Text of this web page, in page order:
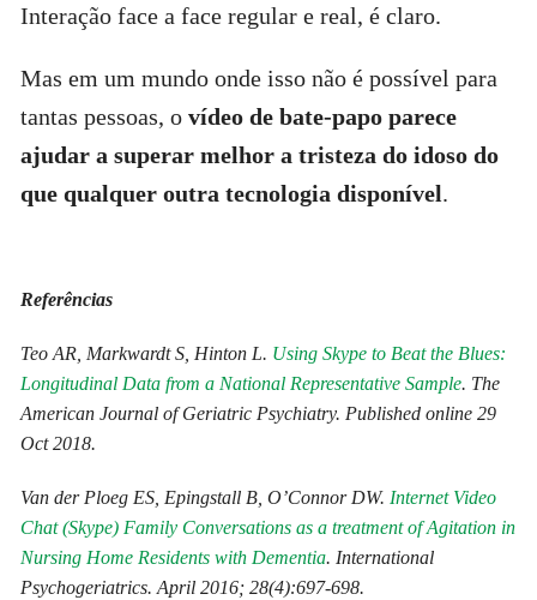
Interação face a face regular e real, é claro.
Mas em um mundo onde isso não é possível para
tantas pessoas, ovídeo de bate-papo parece
ajudar a superar melhor a tristeza do idoso do
que qualquer outra tecnologia disponível.
Referências
Teo AR, Markwardt S, Hinton L. Using Skype to Beat the Blues:
Longitudinal Data from a National Representative Sample. The
American Journal of Geriatric Psychiatry. Published online 29
Oct 2018.
Van der Ploeg ES, Epingstall B, O’Connor DW. Internet Video
Chat (Skype) Family Conversations as a treatment of Agitation in
Nursing Home Residents with Dementia. International
Psychogeriatrics. April 2016; 28(4):697-698.